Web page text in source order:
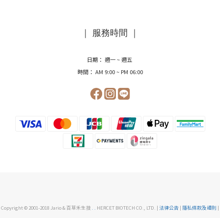
｜ 服務時間 ｜
日期： 週一 ~ 週五
時間： AM 9:00 ~ PM 06:00
Copyright © 2001-2018 Jario & 百草禾生技 . . HERCET BIOTECH CO., LTD. | 法律公告 | 隱私條款及細則 |